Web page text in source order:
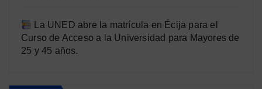
La UNED abre la matrícula en Écija para el
Curso de Acceso a la Universidad para Mayores de
25 y 45 años.